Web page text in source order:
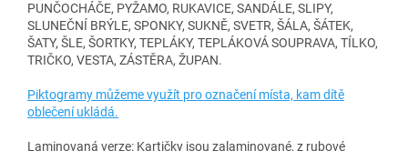
PUNČOCHÁČE, PYŽAMO, RUKAVICE, SANDÁLE, SLIPY,
SLUNEČNÍ BRÝLE, SPONKY, SUKNĚ, SVETR, ŠÁLA, ŠÁTEK,
ŠATY, ŠLE, ŠORTKY, TEPLÁKY, TEPLÁKOVÁ SOUPRAVA, TÍLKO,
TRIČKO, VESTA, ZÁSTĚRA, ŽUPAN.
Piktogramy můžeme využít pro označení místa, kam dítě
oblečení ukládá.
Laminovaná verze: Kartičky jsou zalaminované, z rubové